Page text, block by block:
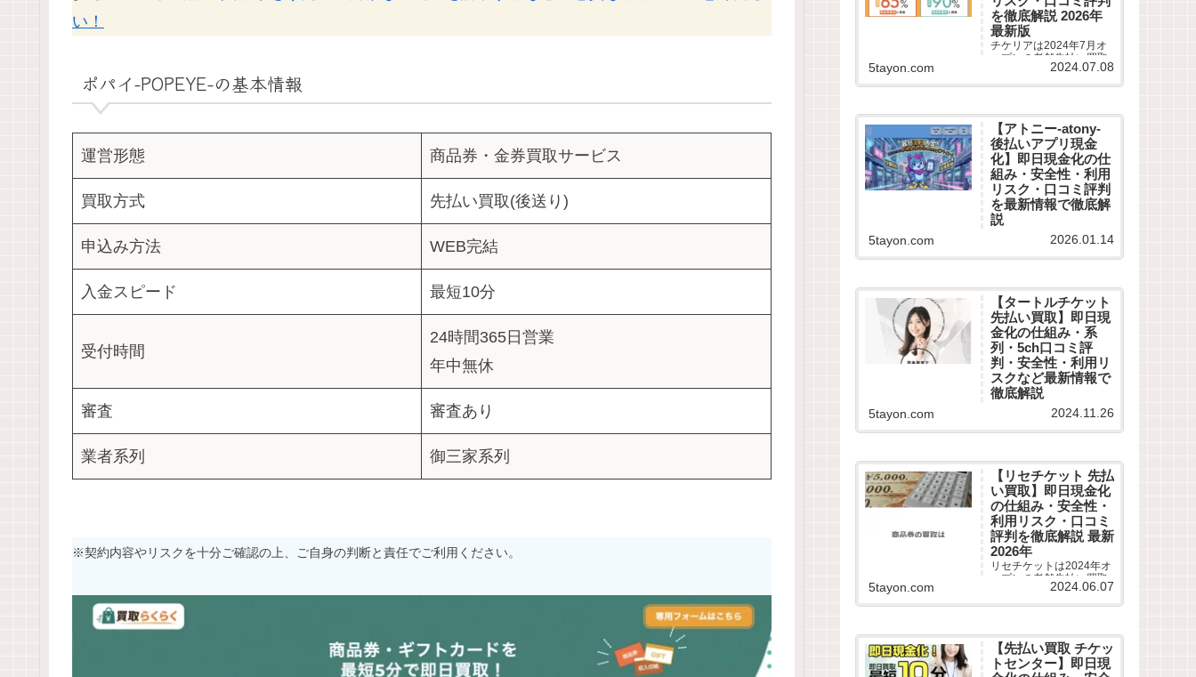
い！
ポパイ-POPEYE-の基本情報
運営形態 商品券・金券買取サービス
買取方式 先払い買取(後送り)
申込み方法 WEB完結
入金スピード 最短10分
受付時間
24時間365日営業
年中無休
審査 審査あり
業者系列 御三家系列
※契約内容やリスクを十分ご確認の上、ご自身の判断と責任でご利用ください。
を徹底解説 2026年
最新版
チケリアは2024年7月オ
ープンの老舗先払い買取
業者です。最短5分即日現
利用者の実際の口コミ評
判を徹底調査しました。
LINE完結の申込方法や特
徴、注意点など最新情報
でわかりやすく解説しま
す。
5tayon.com 2024.07.08
【アトニー-atony-
後払いアプリ現金
化】即日現金化の仕
組み・安全性・利用
リスク・口コミ評判
を最新情報で徹底解
説
【最大換金率90% アトニ
ー 後払いアプリ現金化】
口コミや最新情報を徹底
から最新換金率相場・振
込スピードまで詳しく紹
介します。
5tayon.com 2026.01.14
【タートルチケット
先払い買取】即日現
金化の仕組み・系
列・5ch口コミ評
判・安全性・利用リ
スクなど最新情報で
徹底解説
タートルチケットは2024
年11月オープンの老舗先
払い買取業者です。即日
報、5ちゃんねるなどから
利用者の実際の口コミ評
判を徹底調査しました。
LINE完結の申込方法や特
徴、注意点など最新情報
でわかりやすく解説しま
す。
5tayon.com 2024.11.26
【リセチケット 先払
い買取】即日現金化
の仕組み・安全性・
利用リスク・口コミ
評判を徹底解説 最新
2026年
リセチケットは2024年オ
ープンの老舗先払い買取
業者です。最短15分で即
ら利用者の実際の口コミ
評判を徹底調査しまし
た。LINE完結の申込方法
5tayon.com 2024.06.07
【先払い買取 チケッ
トセンター】即日現